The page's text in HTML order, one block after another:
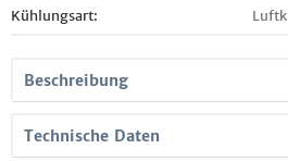
Kühlungsart:
Beschreibung
Technische Daten